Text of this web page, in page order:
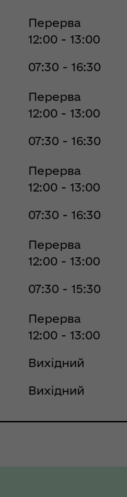
Перерва
12:00 - 13:00
07:30 - 16:30
Перерва
12:00 - 13:00
07:30 - 16:30
Перерва
12:00 - 13:00
07:30 - 16:30
Перерва
12:00 - 13:00
07:30 - 15:30
Перерва
12:00 - 13:00
Вихідний
Вихідний